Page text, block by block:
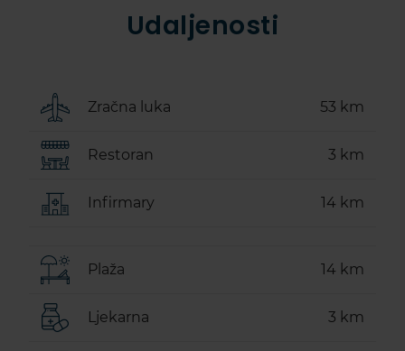
Udaljenosti
Zračna luka 53 km
Restoran 3 km
Infirmary 14 km
Plaža 14 km
Ljekarna 3 km